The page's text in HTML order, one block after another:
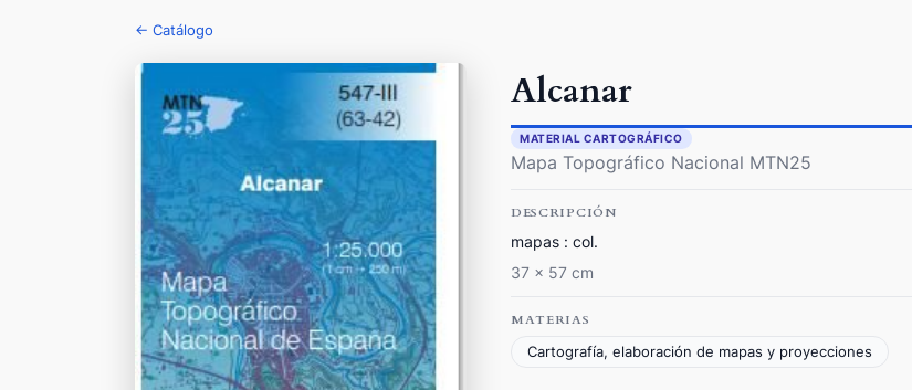
← Catálogo
Alcanar
MATERIAL CARTOGRÁFICO
Mapa Topográfico Nacional MTN25
DESCRIPCIÓN
mapas : col.
37 x 57 cm
MATERIAS
Cartografía, elaboración de mapas y proyecciones